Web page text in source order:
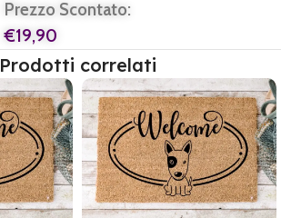
Prezzo Scontato:
€19,90
Prodotti correlati